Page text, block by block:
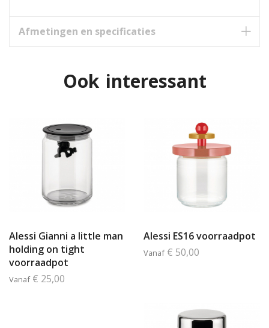
Afmetingen en specificaties
Ook interessant
Alessi Gianni a little man
holding on tight
voorraadpot
Vanaf € 25,00
Alessi ES16 voorraadpot
Vanaf € 50,00